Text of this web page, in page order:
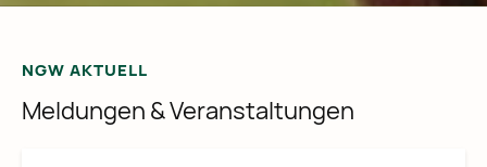
NGW AKTUELL
Meldungen & Veranstaltungen